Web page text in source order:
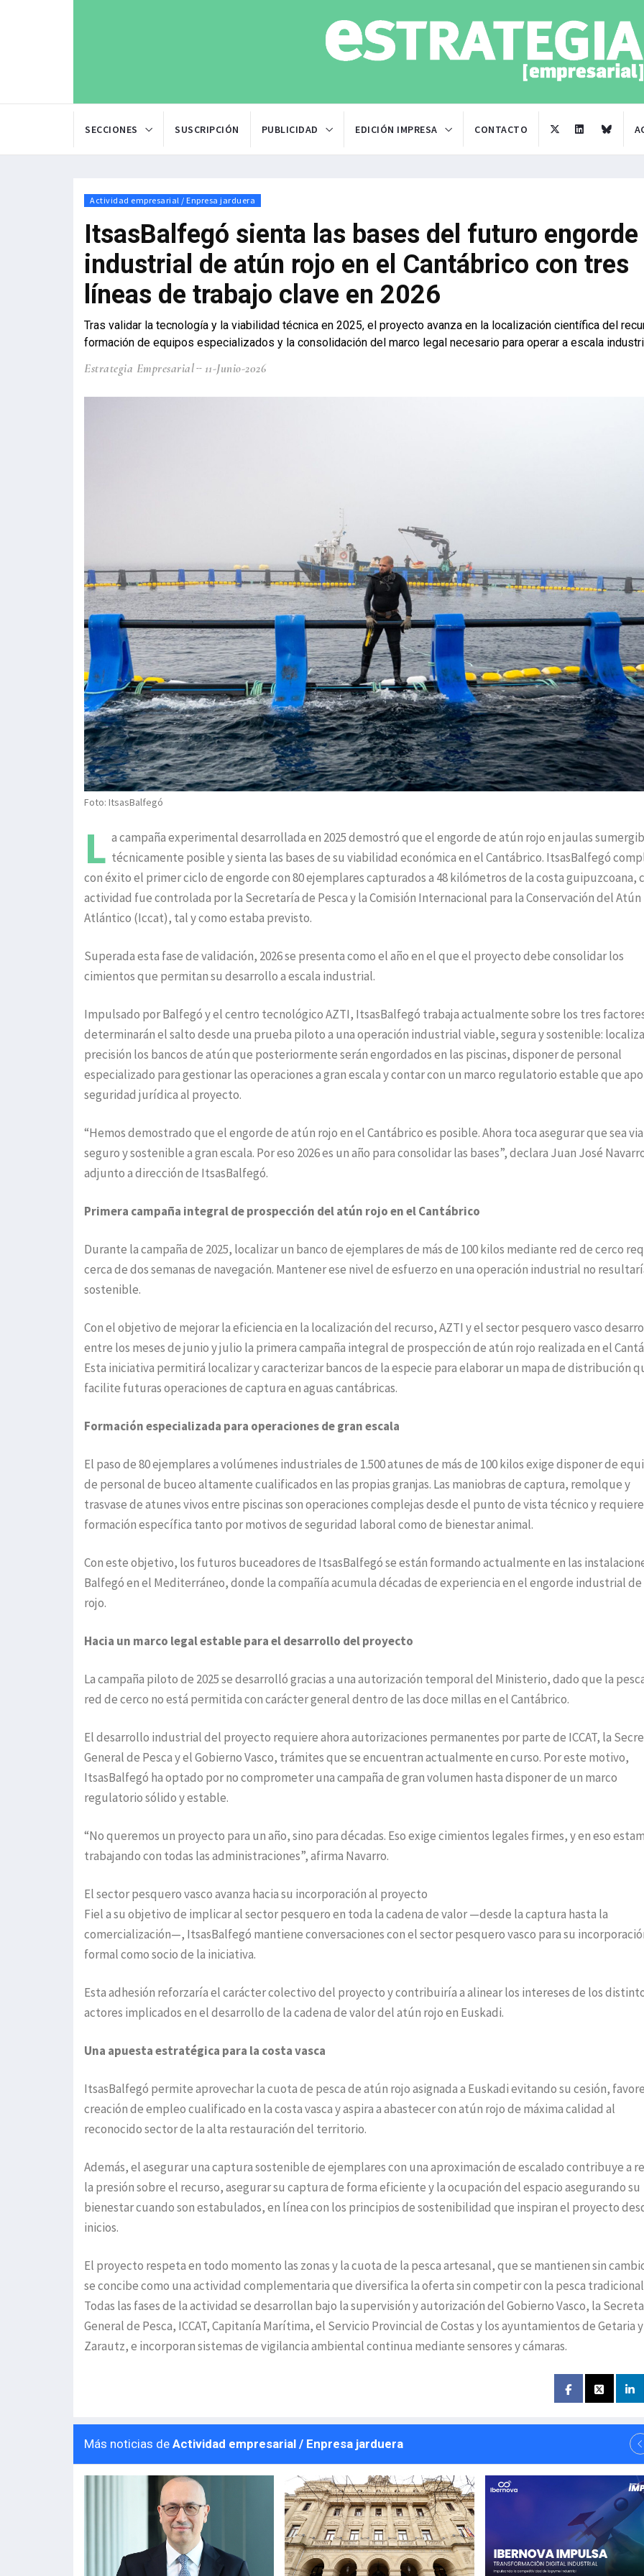
SECCIONES SUSCRIPCIÓN PUBLICIDAD EDICIÓN IMPRESA CONTACTO
Actividad empresarial / Enpresa jarduera
ItsasBalfegó sienta las bases del futuro engorde
industrial de atún rojo en el Cantábrico con tres
líneas de trabajo clave en 2026
Tras validar la tecnología y la viabilidad técnica en 2025, el proyecto avanza en la localización científica del
formación de equipos especializados y la consolidación del marco legal necesario para operar a escala
Estrategia Empresarial 11-Junio-2026
Foto: ItsasBalfegó
L a campaña experimental desarrollada en 2025 demostró que el engorde de atún rojo en jaulas
técnicamente posible y sienta las bases de su viabilidad económica en el Cantábrico. ItsasBalfegó
con éxito el primer ciclo de engorde con 80 ejemplares capturados a 48 kilómetros de la costa guipuzcoana,
actividad fue controlada por la Secretaría de Pesca y la Comisión Internacional para la Conservación del Atún
Atlántico (Iccat), tal y como estaba previsto.
Superada esta fase de validación, 2026 se presenta como el año en el que el proyecto debe consolidar los
cimientos que permitan su desarrollo a escala industrial.
Impulsado por Balfegó y el centro tecnológico AZTI, ItsasBalfegó trabaja actualmente sobre los tres
determinarán el salto desde una prueba piloto a una operación industrial viable, segura y sostenible:
precisión los bancos de atún que posteriormente serán engordados en las piscinas, disponer de personal
especializado para gestionar las operaciones a gran escala y contar con un marco regulatorio estable que
seguridad jurídica al proyecto.
“Hemos demostrado que el engorde de atún rojo en el Cantábrico es posible. Ahora toca asegurar que sea
seguro y sostenible a gran escala. Por eso 2026 es un año para consolidar las bases”, declara Juan José
adjunto a dirección de ItsasBalfegó.
Primera campaña integral de prospección del atún rojo en el Cantábrico
Durante la campaña de 2025, localizar un banco de ejemplares de más de 100 kilos mediante red de cerco
cerca de dos semanas de navegación. Mantener ese nivel de esfuerzo en una operación industrial no
sostenible.
Con el objetivo de mejorar la eficiencia en la localización del recurso, AZTI y el sector pesquero vasco
entre los meses de junio y julio la primera campaña integral de prospección de atún rojo realizada en el
Esta iniciativa permitirá localizar y caracterizar bancos de la especie para elaborar un mapa de distribución
facilite futuras operaciones de captura en aguas cantábricas.
Formación especializada para operaciones de gran escala
El paso de 80 ejemplares a volúmenes industriales de 1.500 atunes de más de 100 kilos exige disponer de
de personal de buceo altamente cualificados en las propias granjas. Las maniobras de captura, remolque y
trasvase de atunes vivos entre piscinas son operaciones complejas desde el punto de vista técnico y
formación específica tanto por motivos de seguridad laboral como de bienestar animal.
Con este objetivo, los futuros buceadores de ItsasBalfegó se están formando actualmente en las
Balfegó en el Mediterráneo, donde la compañía acumula décadas de experiencia en el engorde industrial
rojo.
Hacia un marco legal estable para el desarrollo del proyecto
La campaña piloto de 2025 se desarrolló gracias a una autorización temporal del Ministerio, dado que la
red de cerco no está permitida con carácter general dentro de las doce millas en el Cantábrico.
El desarrollo industrial del proyecto requiere ahora autorizaciones permanentes por parte de ICCAT, la
General de Pesca y el Gobierno Vasco, trámites que se encuentran actualmente en curso. Por este motivo,
ItsasBalfegó ha optado por no comprometer una campaña de gran volumen hasta disponer de un marco
regulatorio sólido y estable.
“No queremos un proyecto para un año, sino para décadas. Eso exige cimientos legales firmes, y en eso
trabajando con todas las administraciones”, afirma Navarro.
El sector pesquero vasco avanza hacia su incorporación al proyecto
Fiel a su objetivo de implicar al sector pesquero en toda la cadena de valor —desde la captura hasta la
comercialización—, ItsasBalfegó mantiene conversaciones con el sector pesquero vasco para su
formal como socio de la iniciativa.
Esta adhesión reforzaría el carácter colectivo del proyecto y contribuiría a alinear los intereses de los
actores implicados en el desarrollo de la cadena de valor del atún rojo en Euskadi.
Una apuesta estratégica para la costa vasca
ItsasBalfegó permite aprovechar la cuota de pesca de atún rojo asignada a Euskadi evitando su cesión,
creación de empleo cualificado en la costa vasca y aspira a abastecer con atún rojo de máxima calidad al
reconocido sector de la alta restauración del territorio.
Además, el asegurar una captura sostenible de ejemplares con una aproximación de escalado contribuye a
la presión sobre el recurso, asegurar su captura de forma eficiente y la ocupación del espacio asegurando su
bienestar cuando son estabulados, en línea con los principios de sostenibilidad que inspiran el proyecto
inicios.
El proyecto respeta en todo momento las zonas y la cuota de la pesca artesanal, que se mantienen sin
se concibe como una actividad complementaria que diversifica la oferta sin competir con la pesca
Todas las fases de la actividad se desarrollan bajo la supervisión y autorización del Gobierno Vasco, la
General de Pesca, ICCAT, Capitanía Marítima, el Servicio Provincial de Costas y los ayuntamientos de Getaria y
Zarautz, e incorporan sistemas de vigilancia ambiental continua mediante sensores y cámaras.
Más noticias de Actividad empresarial / Enpresa jarduera